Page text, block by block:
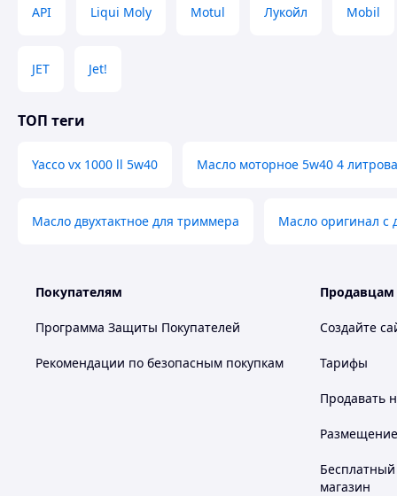
VOLKSWAGEN GROUP (AUDI, VOLKSWAGEN, SEAT,
дизельных (нормы VW 505.01 и VW 505.00), в том
нормам RN0710 или RN0700
FIAT: бензиновых и дизельных, в которых требуется
PORSCHE: бензиновых и дизельных, за
использование масла, соответствующего норме
Класс вязкости SAE 5W-40 и повышенная
качественную смазку и оптимальное давление
Класс вязкости SAE 5W и превосходные
поступление к узлам трения двигателя, особенно в
Использование особого пакета Low SAPS
обеспечивает защиту устройств-очистителей
окружающей среды, благодаря достигаемой
веществ (твердых частиц, оксидов азота и т.д.).
API Liqui Moly Motul Лукойл Mobil
JET Jet!
ТОП теги
Yacco vx 1000 ll 5w40 Масло моторное 5w40 4
Масло двухтактное для триммера Масло оригинал с
Покупателям
Программа Защиты Покупателей
Рекомендации по безопасным покупкам
Продавцам
Создайте
Тарифы
Продавать
Размещение
Бесплатный
магазин